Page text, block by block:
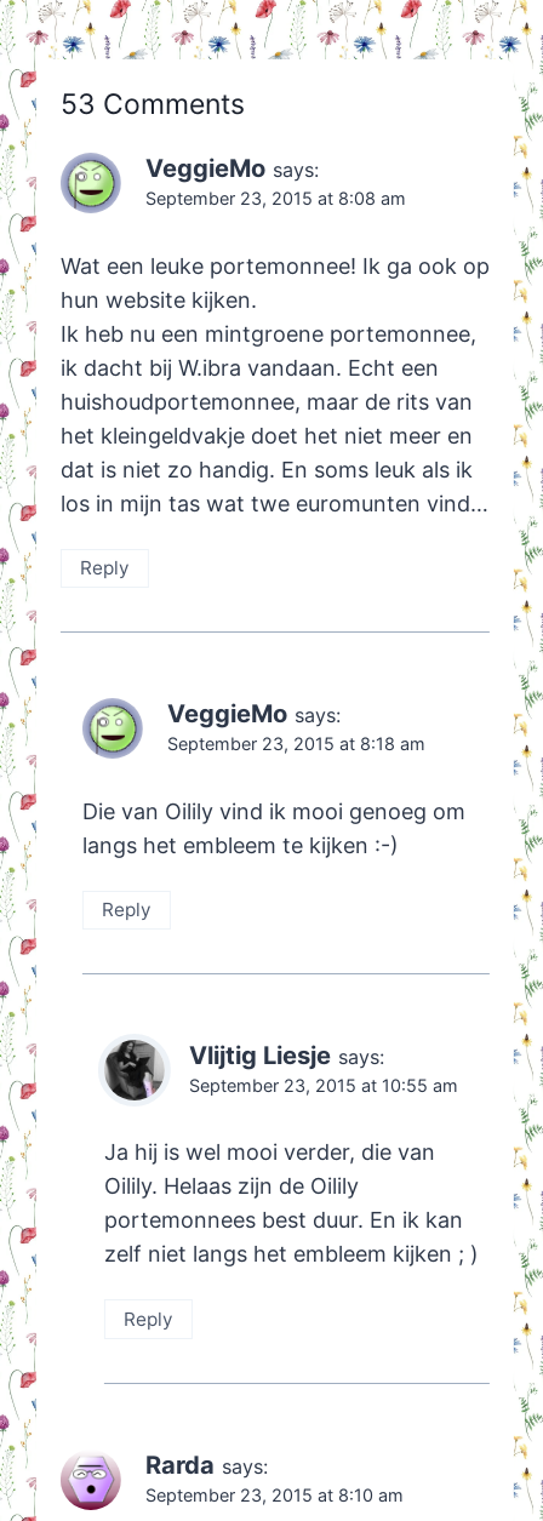
53 Comments
VeggieMo says:
September 23, 2015 at 8:08 am
Wat een leuke portemonnee! Ik ga ook op
hun website kijken.
Ik heb nu een mintgroene portemonnee,
ik dacht bij W.ibra vandaan. Echt een
huishoudportemonnee, maar de rits van
het kleingeldvakje doet het niet meer en
dat is niet zo handig. En soms leuk als ik
los in mijn tas wat twe euromunten vind…
Reply
VeggieMo says:
September 23, 2015 at 8:18 am
Die van Oilily vind ik mooi genoeg om
langs het embleem te kijken :-)
Reply
Vlijtig Liesje says:
September 23, 2015 at 10:55 am
Ja hij is wel mooi verder, die van
Oilily. Helaas zijn de Oilily
portemonnees best duur. En ik kan
zelf niet langs het embleem kijken ; )
Reply
Rarda says:
September 23, 2015 at 8:10 am